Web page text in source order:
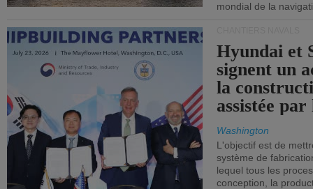
mondial de la
Hyundai et
signent un
la
assistée
Washington
L'objectif est de
système de
lequel tous les
conception, la